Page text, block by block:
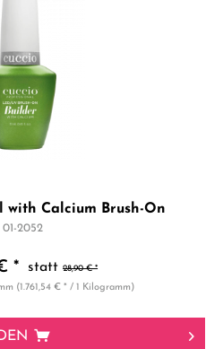
with Calcium Brush-On
01-2052
*
28,90 € *
(1.761,54 € * / 1 Kilogramm)